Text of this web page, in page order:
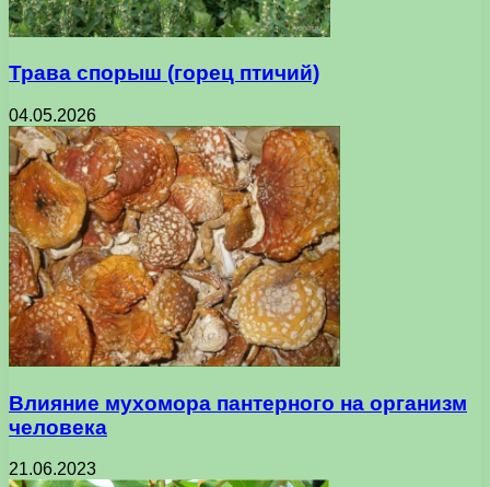
Трава спорыш (горец птичий)
04.05.2026
Влияние мухомора пантерного на организм
человека
21.06.2023